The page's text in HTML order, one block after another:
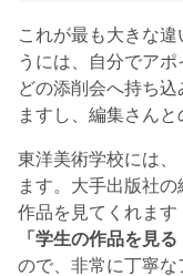
これが最も大きな
うには、自分でア
どの添削会へ持ち
ますし、編集さんと
東洋美術学校には、
ます。大手出版社
作品を見てくれます
「学生の作品を見
ので、非常に丁寧な